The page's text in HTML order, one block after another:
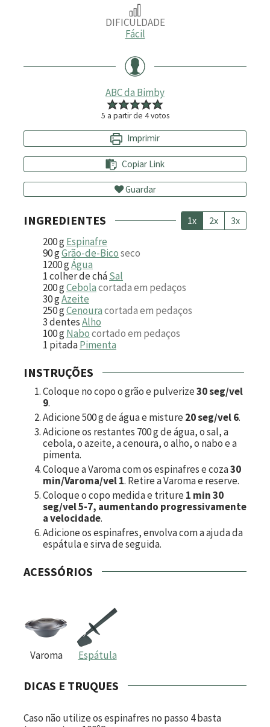
DIFICULDADE
Fácil
ABC da Bimby
5 a partir de 4votos
Imprimir
Copiar Link
Guardar
INGREDIENTES 1x 2x 3x
200gEspinafre
90gGrão-de-Bicoseco
1200gÁgua
1colher de cháSal
200gCebolacortada em pedaços
30gAzeite
250gCenouracortada em pedaços
3dentesAlho
100gNabocortado em pedaços
1 pitadaPimenta
INSTRUÇÕES
Coloque no copo o grão e pulverize30 seg/vel
9.
Adicione500g de água e misture20 seg/vel 6.
Adicione os restantes 700g de água, o sal, a
cebola, o azeite, a cenoura, o alho, o nabo e a
pimenta.
Coloque a Varoma com os espinafres e coza30
min/Varoma/vel 1. Retire a Varoma e reserve.
Coloque o copo medida e triture1 min 30
seg/vel 5-7, aumentando progressivamente
a velocidade.
Adicione os espinafres, envolva com a ajuda da
espátula e sirva de seguida.
ACESSÓRIOS
Varoma Espátula
DICAS E TRUQUES
Caso não utilize os espinafres no passo 4 basta